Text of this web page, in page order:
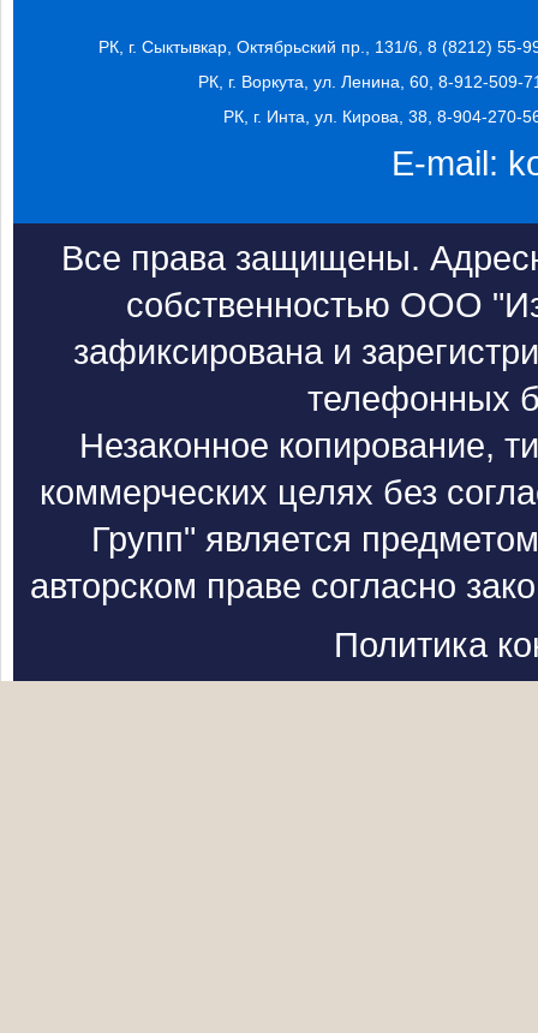
РК, г. Сыктывкар, Октябрьский пр., 131/6, 8 (8212) 55-
РК, г. Воркута, ул. Ленина, 60, 8-912-509-
РК, г. Инта, ул. Кирова, 38, 8-904-270-
E-mail:
Все права защищены.
собственностью ООО
зафиксирована и
телефонных
Незаконное копирование,
коммерческих целях без
Групп" является
авторском праве согласно
Политика